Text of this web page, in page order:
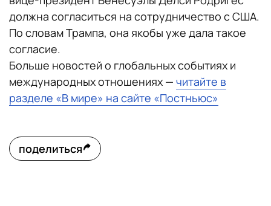
должна согласиться на сотрудничество с США.
По словам Трампа, она якобы уже дала такое
согласие.
Больше новостей о глобальных событиях и
международных отношениях — читайте в
разделе «В мире» на сайте «Постньюс»
поделиться